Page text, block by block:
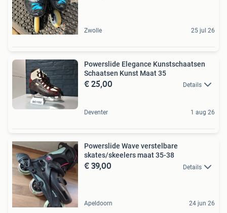
Zwolle 25 jul 26
Powerslide Elegance Kunstschaatsen
Schaatsen Kunst Maat 35
€ 25,00 Details
Deventer 1 aug 26
Powerslide Wave verstelbare
skates/skeelers maat 35-38
€ 39,00 Details
Apeldoorn 24 jun 26